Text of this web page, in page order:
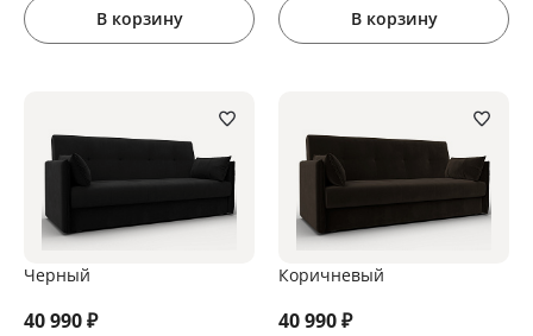
В корзину В корзину
Черный
40 990₽
Коричневый
40 990₽